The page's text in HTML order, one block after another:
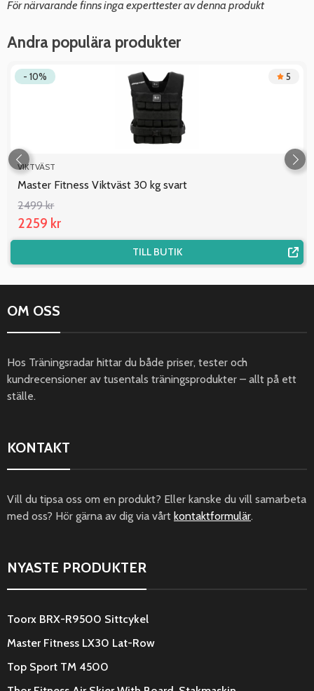
För närvarande finns inga experttester av denna produkt
Andra populära produkter
- 10% 5
VIKTVÄST
Master Fitness Viktväst 30 kg svart
2499 kr
2259 kr
TILL BUTIK
OM OSS
Hos Träningsradar hittar du både priser, tester och
kundrecensioner av tusentals träningsprodukter – allt på ett
ställe.
KONTAKT
Vill du tipsa oss om en produkt? Eller kanske du vill samarbeta
med oss? Hör gärna av dig via vårt kontaktformulär.
NYASTE PRODUKTER
Toorx BRX-R9500 Sittcykel
Master Fitness LX30 Lat-Row
Top Sport TM 4500